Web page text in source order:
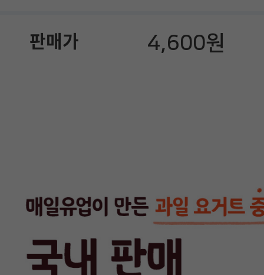
판매가 4,600원